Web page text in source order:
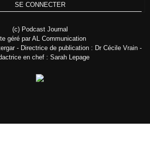
SE CONNECTER
(c) Podcast Journal
géré par AL Communication
- Directrice de publication : Dr Cécile Vrain -
en chef : Sarah Lepage